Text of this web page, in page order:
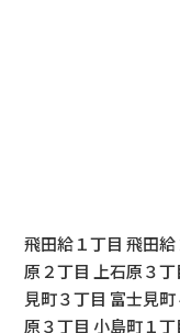
飛田給１丁目 飛田
原２丁目 上石原３
見町３丁目 富士見
原３丁目 小島町１